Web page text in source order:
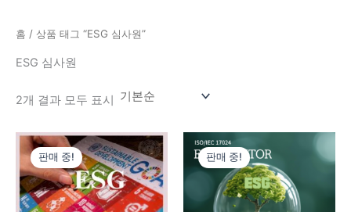
홈 / 상품 태그 “ESG 심사원”
ESG 심사원
2개 결과 모두 표시
판매 중!
원
래
가
격:
1,680,000
원.
현
재
가
격:
1,100,000
원.
판매 중! 래
가
격:
1,680,000
원.